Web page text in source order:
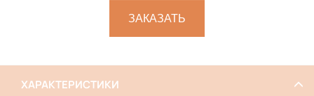
ЗАКАЗАТЬ
ХАРАКТЕРИСТИКИ